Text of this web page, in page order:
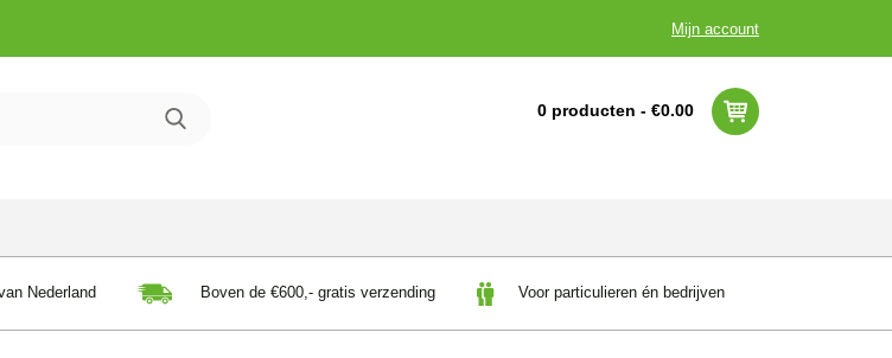
Mijn account
0 producten - €0.00
Nederland Boven de €600,- gratis verzending Voor particulieren én bedrijven